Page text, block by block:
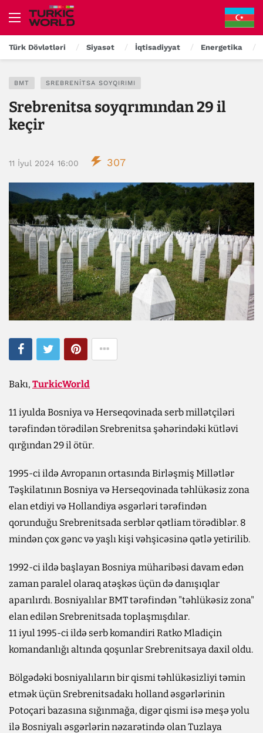
Türk Dövlətləri Siyasət İqtisadiyyat Energetika
BMT SREBRENITSA SOYQIRIMI
Srebrenitsa soyqrımından 29 il
keçir
11 İyul 2024 16:00 307
Bakı, TurkicWorld
11 iyulda Bosniya və Herseqovinada serb millətçiləri
tərəfindən törədilən Srebrenitsa şəhərindəki kütləvi
qırğından 29 il ötür.
1995-ci ildə Avropanın ortasında Birləşmiş Millətlər
Təşkilatının Bosniya və Herseqovinada təhlükəsiz zona
elan etdiyi və Hollandiya əsgərləri tərəfindən
qorunduğu Srebrenitsada serblər qətliam törədiblər. 8
mindən çox gənc və yaşlı kişi vəhşicəsinə qətlə yetirilib.
1992-ci ildə başlayan Bosniya müharibəsi davam edən
zaman paralel olaraq atəşkəs üçün də danışıqlar
aparılırdı. Bosniyalılar BMT tərəfindən "təhlükəsiz zona"
elan edilən Srebrenitsada toplaşmışdılar.
11 iyul 1995-ci ildə serb komandiri Ratko Mladiçin
komandanlığı altında qoşunlar Srebrenitsaya daxil oldu.
Bölgədəki bosniyalıların bir qismi təhlükəsizliyi təmin
etmək üçün Srebrenitsadakı holland əsgərlərinin
Potoçari bazasına sığınmağa, digər qismi isə meşə yolu
ilə Bosniyalı əsgərlərin nəzarətində olan Tuzlaya